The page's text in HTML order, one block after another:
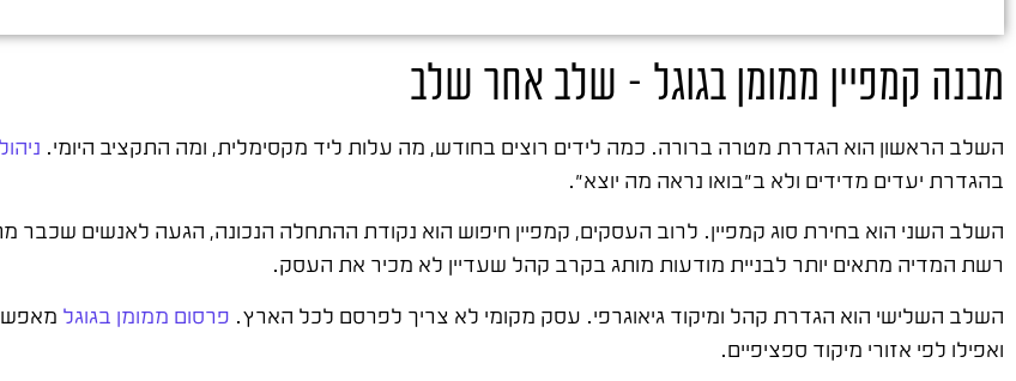
מבנה קמפיין ממומן בגוגל – שלב אחר שלב
השלב הראשון הוא הגדרת מטרה ברורה. כמה לידים רוצים בחודש, מה עלות ליד מקסימלית, ומה התקציב היומי.
בהגדרת יעדים מדידים ולא ב"בואו נראה מה יוצא".
השלב השני הוא בחירת סוג קמפיין. לרוב העסקים, קמפיין חיפוש הוא נקודת ההתחלה הנכונה, הגעה לאנשים
רשת המדיה מתאים יותר לבניית מודעות מותג בקרב קהל שעדיין לא מכיר את העסק.
השלב השלישי הוא הגדרת קהל ומיקוד גיאוגרפי. עסק מקומי לא צריך לפרסם לכל הארץ. פרסום ממומן בגוגל
ואפילו לפי אזורי מיקוד ספציפיים.